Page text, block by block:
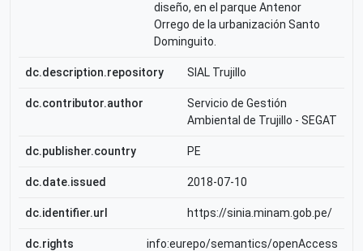
diseño, en el parque Antenor
Orrego de la urbanización Santo
Dominguito.
dc.description.repository SIAL Trujillo
dc.contributor.author
Servicio de Gestión
Ambiental de Trujillo - SEGAT
dc.publisher.country PE
dc.date.issued 2018-07-10
dc.identifier.url https://sinia.minam.gob.pe/
dc.rights info:eurepo/semantics/openAccess